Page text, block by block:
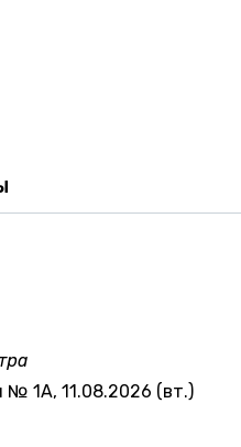
№ 1А, 11.08.2026 (вт.)